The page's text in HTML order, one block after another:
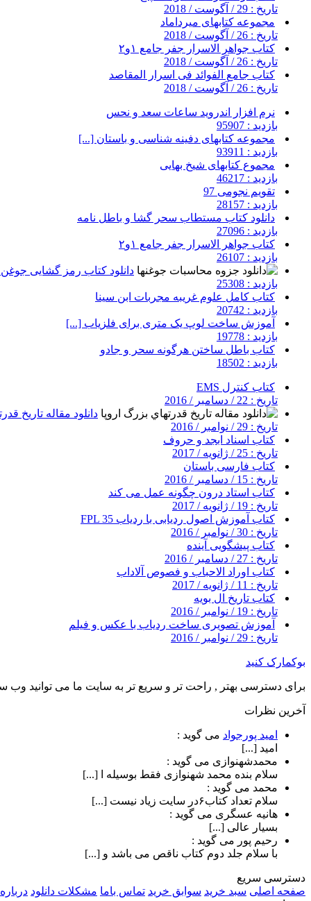
تاریخ : 29 / آگوست / 2018
مجموعه کتابهای میرداماد
تاریخ : 26 / آگوست / 2018
کتاب جواهر الاسرار جفر جامع ۱و۲
تاریخ : 26 / آگوست / 2018
کتاب جامع الفوائد فی اسرار المقاصد
تاریخ : 26 / آگوست / 2018
نرم افزار اندروید ساعات سعد و نحس
بازدید : 95907
مجموعه کتابهای دفینه شناسی و باستان [...]
بازدید : 93911
مجموع کتابهای شیخ بهایی
بازدید : 46217
تقویم نجومی 97
بازدید : 28157
دانلود کتاب مستطاب سحر گشا و باطل نامه
بازدید : 27096
کتاب جواهر الاسرار جفر جامع ۱و۲
بازدید : 26107
دانلود کتاب رمز گشایی
بازدید : 25308
کتاب کامل علوم غریبه مجربات ابن سینا
بازدید : 20742
آموزش ساخت لوپ یک متری برای فلزیاب [...]
بازدید : 19778
کتاب باطل ساختن هرگونه سحر و جادو
بازدید : 18502
کتاب کنترل EMS
تاریخ : 22 / دسامبر / 2016
دانلود مقاله تاريخ
تاریخ : 29 / نوامبر / 2016
کتاب اسناد ابجد و حروف
تاریخ : 25 / ژانویه / 2017
کتاب فارسی باستان
تاریخ : 15 / دسامبر / 2016
کتاب استاد درون چگونه عمل می کند
تاریخ : 19 / ژانویه / 2017
کتاب آموزش اصول ردیابی با ردیاب FPL 35
تاریخ : 30 / نوامبر / 2016
کتاب پیشگویی آینده
تاریخ : 27 / دسامبر / 2016
کتاب اوراد الاحباب و فصوص آلاداب
تاریخ : 11 / ژانویه / 2017
کتاب تاریخ ال بویه
تاریخ : 19 / نوامبر / 2016
آموزش تصویری ساخت ردیاب با عکس و فیلم
تاریخ : 29 / نوامبر / 2016
بوکمارک کنید
برای دسترسی بهتر , راحت تر و سریع تر به سایت ما می توانید وب
آخرین نظرات
امید پورجواد می گوید :
امید [...]
محمدشهنوازی می گوید :
سلام بنده محمد شهنوازی فقط بوسیله ا [...]
محمد می گوید :
سلام تعداد کتاب۶در سایت زیاد نیست [...]
هانیه عسگری می گوید :
بسیار عالی [...]
رحیم پور می گوید :
با سلام جلد دوم کتاب ناقص می باشد و [...]
دسترسی سریع
صفحه اصلی سبد خرید سوابق خرید تماس باما مشکلات دانلود